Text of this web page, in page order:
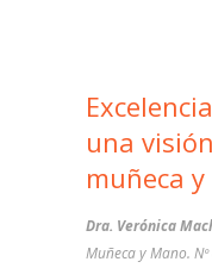
una
muñeca
Dra. Verónica
Muñeca y Mano. Nº de